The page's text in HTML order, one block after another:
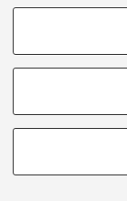
COOKIE DI
COOKIE
Si tratta di cookie
© 2026 - ALMA
Zamboni, 33